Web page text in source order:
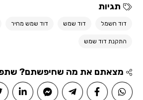
תגיות
דוד חשמל דוד שמש דוד שמש מחיר
התקנת דוד שמש
מצאתם את מה שחיפשתם?